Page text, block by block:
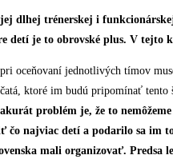
dlhej trénerskej i
detí je to obrovské plus. V tejto
oceňovaní jednotlivých tímov
ktoré im budú pripomínať tento
problém je, že to
čo najviac detí a podarilo sa im
mali organizovať.